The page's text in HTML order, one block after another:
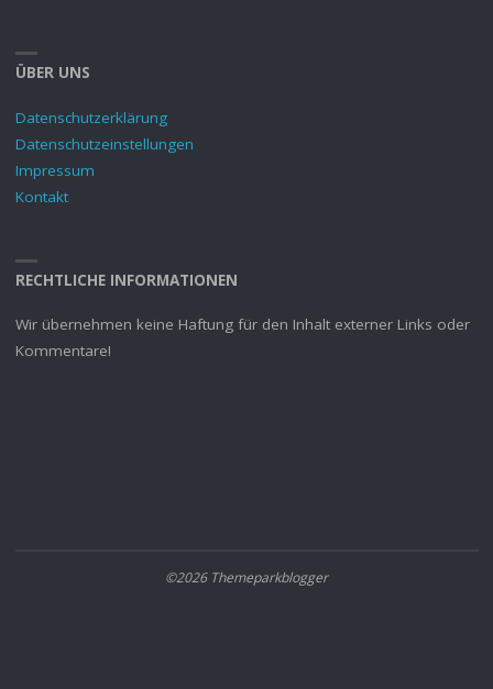
ÜBER UNS
Datenschutzerklärung
Datenschutzeinstellungen
Impressum
Kontakt
RECHTLICHE INFORMATIONEN
Wir übernehmen keine Haftung für den Inhalt externer Links oder
Kommentare!
©2026 Themeparkblogger